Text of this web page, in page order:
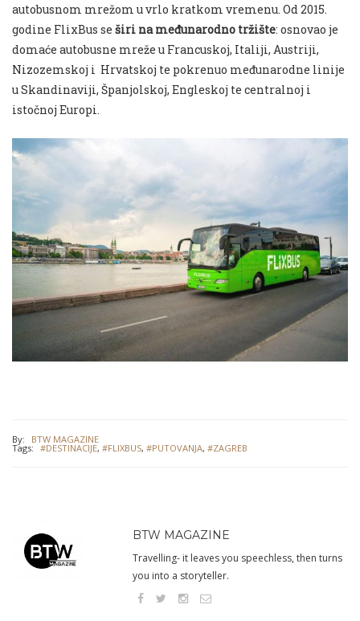
autobusnom mrežom u vrlo kratkom vremenu. Od 2015.
godine FlixBus se širi na međunarodno tržište: osnovao je
domaće autobusne mreže u Francuskoj, Italiji, Austriji,
Nizozemskoj i Hrvatskoj te pokrenuo međunarodne linije
u Skandinaviji, Španjolskoj, Engleskoj te centralnoj i
istočnoj Europi.
By: BTW MAGAZINE
Tags: #DESTINACIJE, #FLIXBUS, #PUTOVANJA, #ZAGREB
BTW MAGAZINE
Travelling- it leaves you speechless, then turns
you into a storyteller.